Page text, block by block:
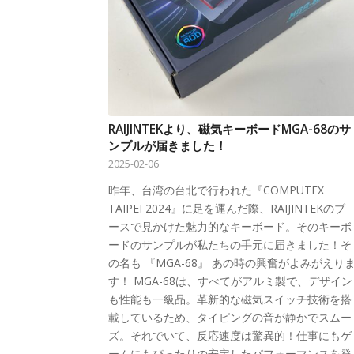
RAIJINTEKより、磁気キーボードMGA-68のサ
ンプルが届きました！
2025-02-06
昨年、台湾の台北で行われた『COMPUTEX
TAIPEI 2024』に足を運んだ際、RAIJINTEKのブ
ースで見かけた魅力的なキーボード。そのキーボ
ードのサンプルが私たちの手元に届きました！そ
の名も 『MGA-68』 あの時の興奮がよみがえり
す！ MGA-68は、すべてがアルミ製で、デザイン
も性能も一級品。革新的な磁気スイッチ技術を搭
載しているため、タイピングの音が静かでスムー
ズ。それでいて、反応速度は驚異的！仕事にもゲ